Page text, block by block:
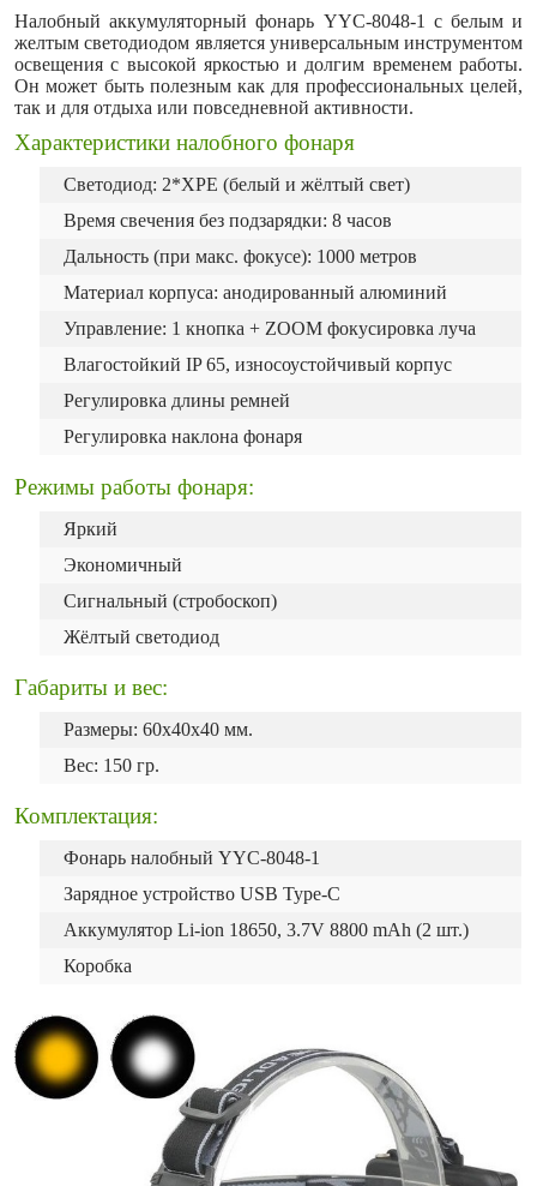
Налобный аккумуляторный фонарь YYC-8048-1 с белым и
желтым светодиодом является универсальным инструментом
освещения с высокой яркостью и долгим временем работы.
Он может быть полезным как для профессиональных целей,
так и для отдыха или повседневной активности.
Характеристики налобного фонаря
Светодиод: 2*XPE (белый и жёлтый свет)
Время свечения без подзарядки: 8 часов
Дальность (при макс. фокусе): 1000 метров
Материал корпуса: анодированный алюминий
Управление: 1 кнопка + ZOOM фокусировка луча
Влагостойкий IP 65, износоустойчивый корпус
Регулировка длины ремней
Регулировка наклона фонаря
Режимы работы фонаря:
Яркий
Экономичный
Сигнальный (стробоскоп)
Жёлтый светодиод
Габариты и вес:
Размеры: 60х40х40 мм.
Вес: 150 гр.
Комплектация:
Фонарь налобный YYC-8048-1
Зарядное устройство USB Type-C
Аккумулятор Li-ion 18650, 3.7V 8800 mAh (2 шт.)
Коробка